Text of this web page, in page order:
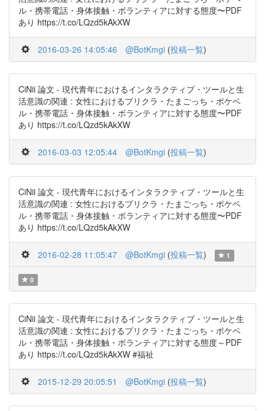
ル・携帯電話・身体接触・ボランティアに対する態度〜PDF
あり https://t.co/LQzd5kAkXW
2016-03-26 14:05:46 @BotKmgi (投稿一覧)
CiNii 論文 - 現代青年におけるインタラクティブ・ツールと生
活意識の関連 : 女性におけるプリクラ・たまごっち・ポケベ
ル・携帯電話・身体接触・ボランティアに対する態度〜PDF
あり https://t.co/LQzd5kAkXW
2016-03-03 12:05:44 @BotKmgi (投稿一覧)
CiNii 論文 - 現代青年におけるインタラクティブ・ツールと生
活意識の関連 : 女性におけるプリクラ・たまごっち・ポケベ
ル・携帯電話・身体接触・ボランティアに対する態度〜PDF
あり https://t.co/LQzd5kAkXW
2016-02-28 11:05:47 @BotKmgi (投稿一覧) 1
0
CiNii 論文 - 現代青年におけるインタラクティブ・ツールと生
活意識の関連 : 女性におけるプリクラ・たまごっち・ポケベ
ル・携帯電話・身体接触・ボランティアに対する態度～PDF
あり https://t.co/LQzd5kAkXW #福祉
2015-12-29 20:05:51 @BotKmgi (投稿一覧)